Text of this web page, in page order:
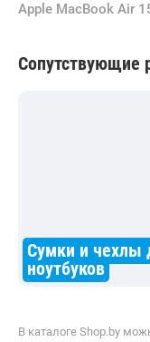
Сопутствующие
Сумки и чехлы
ноутбуков
В каталоге Shop.by